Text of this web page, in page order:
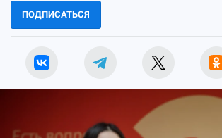
ПОДПИСАТЬСЯ